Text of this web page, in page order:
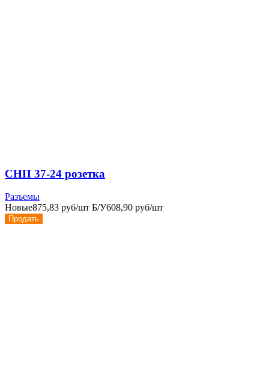
СНП 37-24 розетка
Разъемы
Новые875,83 руб/шт Б/У608,90 руб/шт
Продать